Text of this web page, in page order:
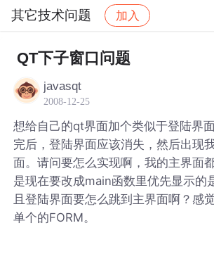
其它技术问题 加入
社区 其它技术问题
QT下子窗口问题
javasqt
2008-12-25
想给自己的qt界面加个类似于登陆界
完后，登陆界面应该消失，然后出现
面。请问要怎么实现啊，我的主界面
是现在要改成main函数里优先显示的
且登陆界面要怎么跳到主界面啊？感
单个的FORM。